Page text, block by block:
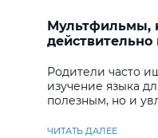
Мультфильмы,
Родители часто
изучение языка
полезным, но и
ЧИТАТЬ ДАЛЕЕ